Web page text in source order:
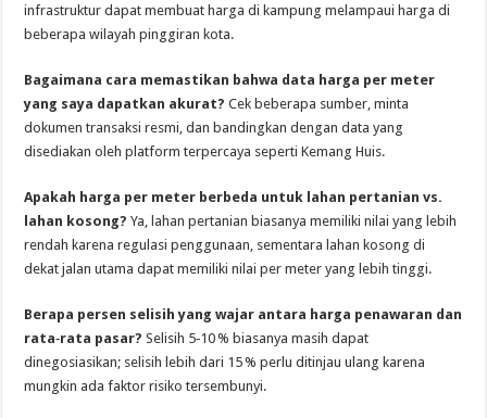
infrastruktur dapat membuat harga di kampung melampaui harga di
beberapa wilayah pinggiran kota.
Bagaimana cara memastikan bahwa data harga per meter
yang saya dapatkan akurat? Cek beberapa sumber, minta
dokumen transaksi resmi, dan bandingkan dengan data yang
disediakan oleh platform terpercaya seperti Kemang Huis.
Apakah harga per meter berbeda untuk lahan pertanian vs.
lahan kosong? Ya, lahan pertanian biasanya memiliki nilai yang lebih
rendah karena regulasi penggunaan, sementara lahan kosong di
dekat jalan utama dapat memiliki nilai per meter yang lebih tinggi.
Berapa persen selisih yang wajar antara harga penawaran dan
rata‑rata pasar? Selisih 5‑10 % biasanya masih dapat
dinegosiasikan; selisih lebih dari 15 % perlu ditinjau ulang karena
mungkin ada faktor risiko tersembunyi.